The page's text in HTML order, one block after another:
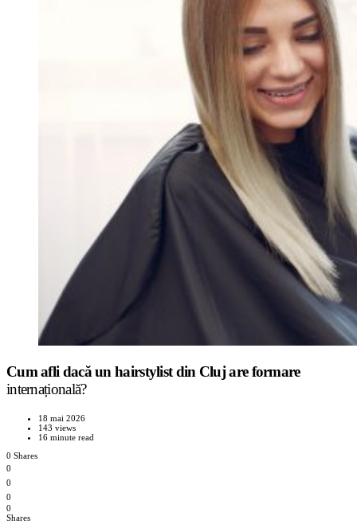
Cum afli dacă un hairstylist din Cluj are formare
internațională?
18 mai 2026
143 views
16 minute read
0 Shares
0
0
0
0
Shares